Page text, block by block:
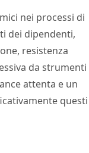
nei processi di
dei dipendenti,
resistenza
da strumenti
attenta e un
questi